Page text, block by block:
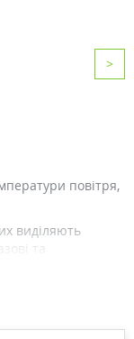
>
повітря,
виділяють
та
швидко і
ртутні та